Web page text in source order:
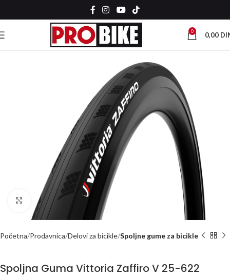
0 0,00
Kliknite za uvećanje
Početna Prodavnica Delovi za bicikle Spoljne gume za bicikle
Spoljna Guma Vittoria Zaffiro V 25-622